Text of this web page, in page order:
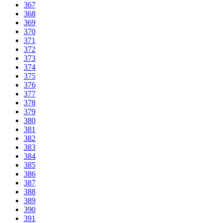
367
368
369
370
371
372
373
374
375
376
377
378
379
380
381
382
383
384
385
386
387
388
389
390
391